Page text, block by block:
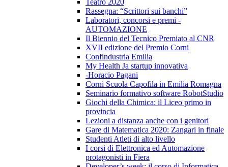
Teatro 2020
Rassegna: “Scrittori sui banchi”
Laboratori, concorsi e premi -
AUTOMAZIONE
Il Biennio del Tecnico Premiato al CNR
XVII edizione del Premio Corni
Confindustria Emilia
My Health Ja startup innovativa
-Horacio Pagani
Corni Scuola Capofila in Emilia Romagna
Seminario formativo software RobotStudio
Giochi della Chimica: il Liceo primo in
provincia
Lezioni a distanza anche con i genitori
Gare di Matematica 2020: Zangari in finale
Studenti Atleti di alto livello
I corsi di Elettronica ed Automazione
protagonisti in Fiera